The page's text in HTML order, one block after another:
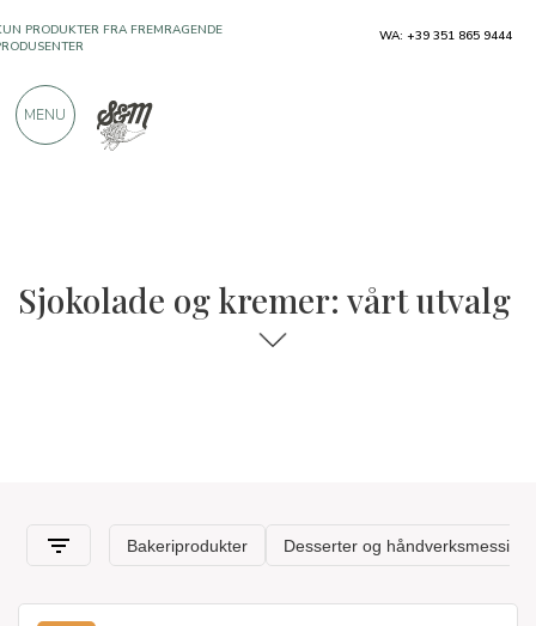
Sjokolade og kremer: vårt utvalg
PRODUKTER FRA FREMRAGENDE
900 POSITIVE ANMELDELSER
WA: +39 351 865 9444
MENU